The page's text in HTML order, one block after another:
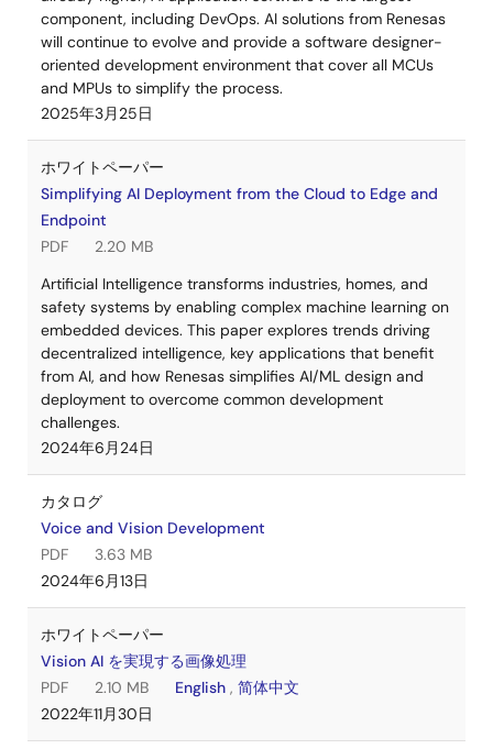
component, including DevOps. AI solutions from Renesas
will continue to evolve and provide a software designer-
oriented development environment that cover all MCUs
and MPUs to simplify the process.
2025年3月25日
ホワイトペーパー
Simplifying AI Deployment from the Cloud to Edge and
Endpoint
PDF
2.20 MB
Artificial Intelligence transforms industries, homes, and
safety systems by enabling complex machine learning on
embedded devices. This paper explores trends driving
decentralized intelligence, key applications that benefit
from AI, and how Renesas simplifies AI/ML design and
deployment to overcome common development
challenges.
2024年6月24日
カタログ
Voice and Vision Development
PDF
3.63 MB
2024年6月13日
ホワイトペーパー
Vision AI を実現する画像処理
PDF
2.10 MB English , 简体中文
2022年11月30日